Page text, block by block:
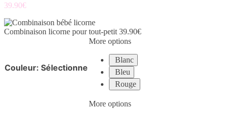
39.90€
Combinaison licorne pour tout-petit 39.90€
Couleur: Sélectionne
More options
Blanc
Bleu
Rouge
More options